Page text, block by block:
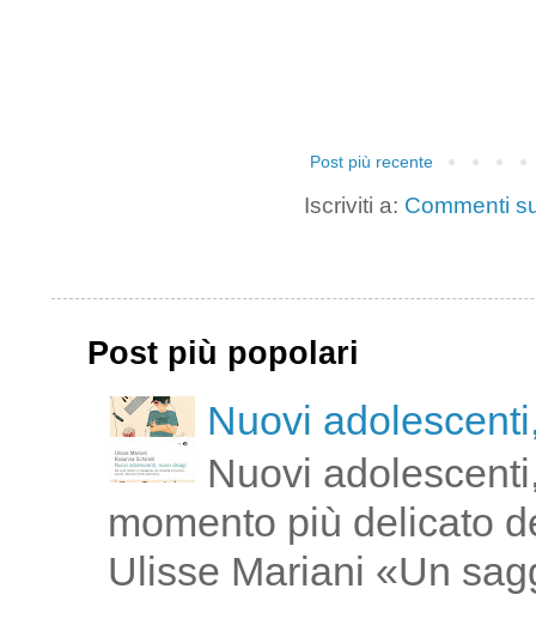
Post più recente
Iscriviti a: Commenti
Post più popolari
Nuovi
Nuovi
momento più delicato
Ulisse Mariani «Un